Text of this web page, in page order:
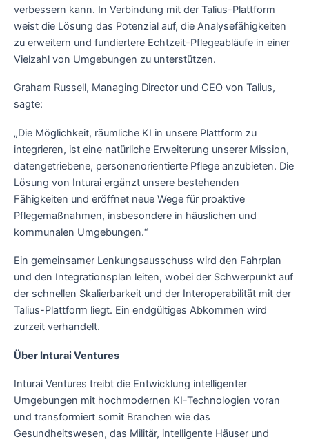
verbessern kann. In Verbindung mit der Talius-Plattform
weist die Lösung das Potenzial auf, die Analysefähigkeiten
zu erweitern und fundiertere Echtzeit-Pflegeabläufe in einer
Vielzahl von Umgebungen zu unterstützen.
Graham Russell, Managing Director und CEO von Talius,
sagte:
„Die Möglichkeit, räumliche KI in unsere Plattform zu
integrieren, ist eine natürliche Erweiterung unserer Mission,
datengetriebene, personenorientierte Pflege anzubieten. Die
Lösung von Inturai ergänzt unsere bestehenden
Fähigkeiten und eröffnet neue Wege für proaktive
Pflegemaßnahmen, insbesondere in häuslichen und
kommunalen Umgebungen.“
Ein gemeinsamer Lenkungsausschuss wird den Fahrplan
und den Integrationsplan leiten, wobei der Schwerpunkt auf
der schnellen Skalierbarkeit und der Interoperabilität mit der
Talius-Plattform liegt. Ein endgültiges Abkommen wird
zurzeit verhandelt.
Über Inturai Ventures
Inturai Ventures treibt die Entwicklung intelligenter
Umgebungen mit hochmodernen KI-Technologien voran
und transformiert somit Branchen wie das
Gesundheitswesen, das Militär, intelligente Häuser und